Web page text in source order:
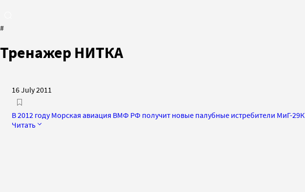
#
Тренажер НИТКА
16 July 2011
В 2012 году Морская авиация ВМФ РФ получит новые палубные истребители МиГ-29К
Читать